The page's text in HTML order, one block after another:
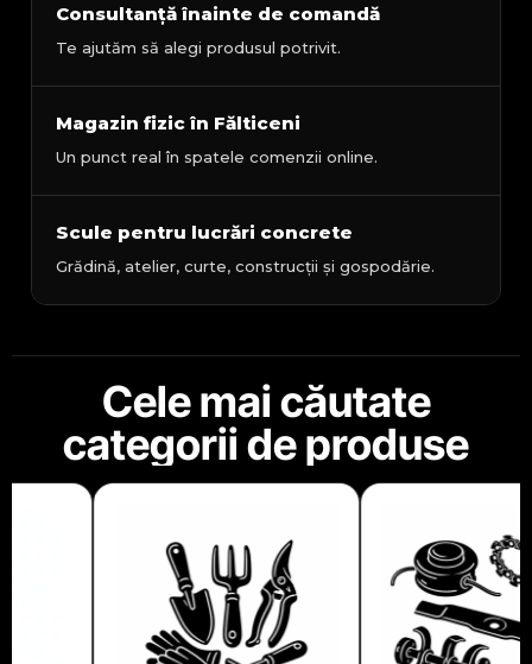
Consultanță înainte de comandă
Te ajutăm să alegi produsul potrivit.
Magazin fizic în Fălticeni
Un punct real în spatele comenzii online.
Scule pentru lucrări concrete
Grădină, atelier, curte, construcții și gospodărie.
Cele mai căutate
categorii de produse